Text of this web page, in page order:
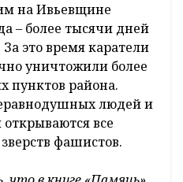
на Ивьевщине
– более тысячи дней
это время каратели
уничтожили более
пунктов района.
людей и
открываются все
фашистов.